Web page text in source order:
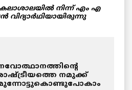
നിന്ന് എം എ
വിദ്യാർഥിയായിരുന്നു
നമുക്ക്